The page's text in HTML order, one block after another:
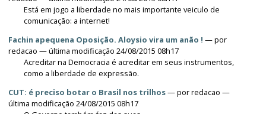
Está em jogo a liberdade no mais importante veiculo de
comunicação: a internet!
Fachin apequena Oposição. Aloysio vira um anão ! —por
redacao — última modificação 24/08/2015 08h17
Acreditar na Democracia é acreditar em seus instrumentos,
como a liberdade de expressão.
CUT: é preciso botar o Brasil nos trilhos—porredacao —
última modificação 24/08/2015 08h17